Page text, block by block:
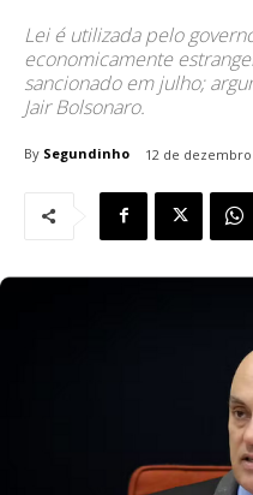
Lei é utilizada pelo
economicamente
sancionado em julho;
Jair Bolsonaro.
By Segundinho 12 de dezembro